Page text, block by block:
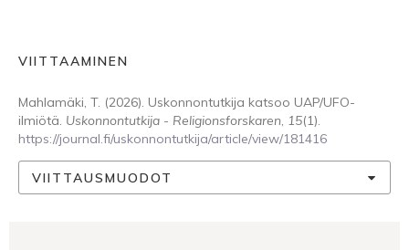
VIITTAAMINEN
Mahlamäki, T. (2026). Uskonnontutkija katsoo UAP/UFO-
ilmiötä. Uskonnontutkija - Religionsforskaren, 15(1).
https://journal.fi/uskonnontutkija/article/view/181416
VIITTAUSMUODOT